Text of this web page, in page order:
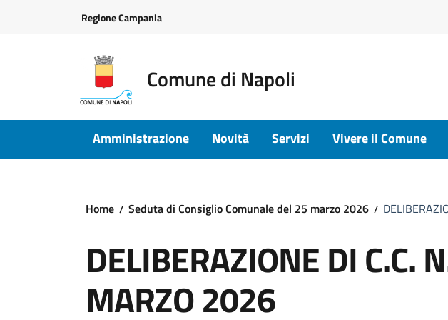
Regione Campania
Comune di Napoli
Amministrazione Novità Servizi Vivere il Comune
Home Seduta di Consiglio Comunale del 25 marzo 2026
DELIBERAZIONE DI C.C.
MARZO 2026